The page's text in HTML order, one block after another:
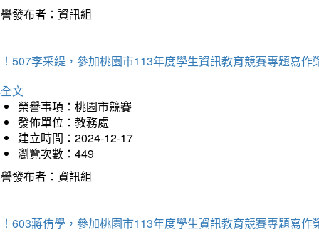
發布者：資訊組
507李采緹，參加桃園市113年度學生資訊教育競賽專題寫作
文
榮譽事項：桃園市競賽
發佈單位：教務處
建立時間：2024-12-17
瀏覽次數：449
發布者：資訊組
603蔣侑學，參加桃園市113年度學生資訊教育競賽專題寫作